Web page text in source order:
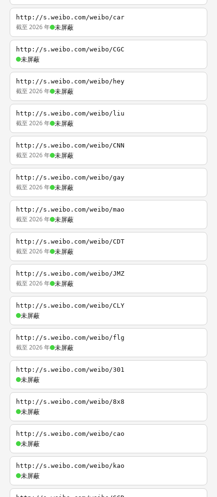
http://s.weibo.com/weibo/car
截至 2026 年 未屏蔽
http://s.weibo.com/weibo/CGC
未屏蔽
http://s.weibo.com/weibo/hey
截至 2026 年 未屏蔽
http://s.weibo.com/weibo/liu
截至 2026 年 未屏蔽
http://s.weibo.com/weibo/CNN
截至 2026 年 未屏蔽
http://s.weibo.com/weibo/gay
截至 2026 年 未屏蔽
http://s.weibo.com/weibo/mao
截至 2026 年 未屏蔽
http://s.weibo.com/weibo/CDT
截至 2026 年 未屏蔽
http://s.weibo.com/weibo/JMZ
截至 2026 年 未屏蔽
http://s.weibo.com/weibo/CLY
未屏蔽
http://s.weibo.com/weibo/flg
截至 2026 年 未屏蔽
http://s.weibo.com/weibo/301
未屏蔽
http://s.weibo.com/weibo/8x8
未屏蔽
http://s.weibo.com/weibo/cao
未屏蔽
http://s.weibo.com/weibo/kao
未屏蔽